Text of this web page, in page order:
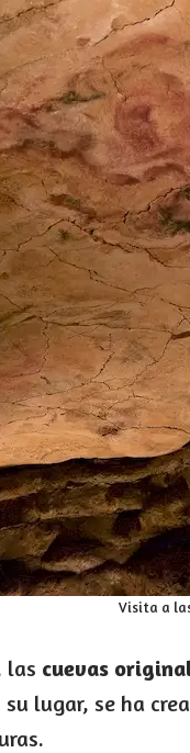
Visita a
las cuevas
lugar, se ha